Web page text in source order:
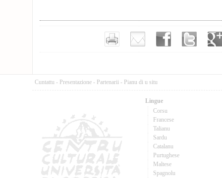
Cuntattu - Presentazione - Partenarii - Pianu di u situ
Lingue
Corsu
Francese
Talianu
Sardu
Catalanu
Purtughese
Maltese
Spagnolu